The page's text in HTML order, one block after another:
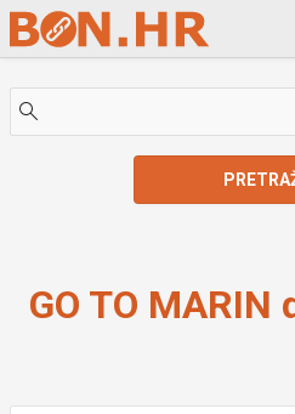
Skip to Main Content
GO TO MARIN